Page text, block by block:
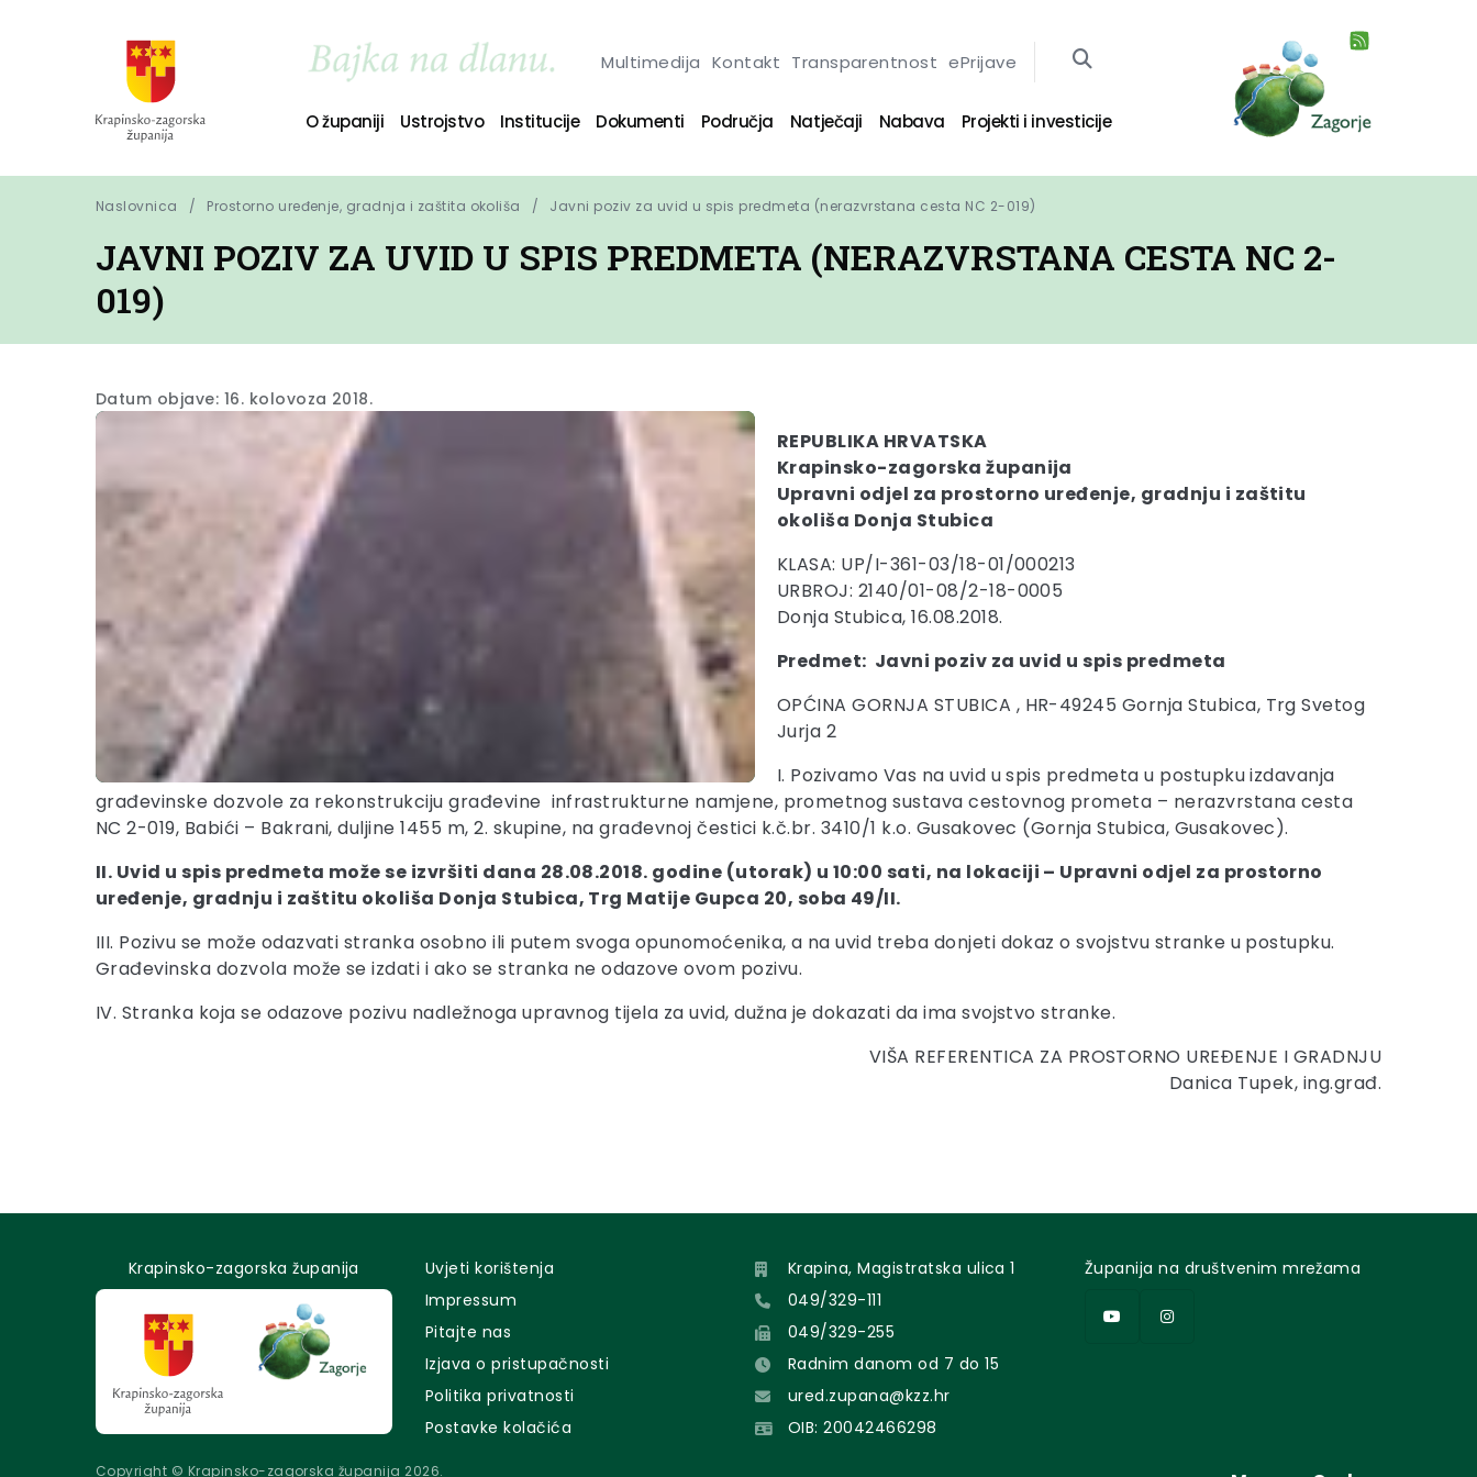
Multimedija Kontakt Transparentnost ePrijave
O županiji Ustrojstvo Institucije Dokumenti Područja Natječaji Nabava Projekti i investicije
Naslovnica Prostorno uređenje, gradnja i zaštita okoliša Javni poziv za uvid u spis predmeta (nerazvrstana cesta NC 2-019)
JAVNI POZIV ZA UVID U SPIS PREDMETA (NERAZVRSTANA CESTA NC 2-
019)
Datum objave: 16. kolovoza 2018.
REPUBLIKA HRVATSKA
Krapinsko-zagorska županija
Upravni odjel za prostorno uređenje, gradnju i zaštitu
okoliša Donja Stubica
KLASA: UP/I-361-03/18-01/000213
URBROJ: 2140/01-08/2-18-0005
Donja Stubica, 16.08.2018.
Predmet: Javni poziv za uvid u spis predmeta
OPĆINA GORNJA STUBICA , HR-49245 Gornja Stubica, Trg Svetog
Jurja 2
I. Pozivamo Vas na uvid u spis predmeta u postupku izdavanja
građevinske dozvole za rekonstrukciju građevine infrastrukturne namjene, prometnog sustava cestovnog prometa – nerazvrstana cesta
NC 2-019, Babići – Bakrani, duljine 1455 m, 2. skupine, na građevnoj čestici k.č.br. 3410/1 k.o. Gusakovec (Gornja Stubica, Gusakovec).
II. Uvid u spis predmeta može se izvršiti dana 28.08.2018. godine (utorak) u 10:00 sati, na lokaciji – Upravni odjel za prostorno
uređenje, gradnju i zaštitu okoliša Donja Stubica, Trg Matije Gupca 20, soba 49/II.
III. Pozivu se može odazvati stranka osobno ili putem svoga opunomoćenika, a na uvid treba donjeti dokaz o svojstvu stranke u postupku.
Građevinska dozvola može se izdati i ako se stranka ne odazove ovom pozivu.
IV. Stranka koja se odazove pozivu nadležnoga upravnog tijela za uvid, dužna je dokazati da ima svojstvo stranke.
VIŠA REFERENTICA ZA PROSTORNO UREĐENJE I GRADNJU
Danica Tupek, ing.građ.
Krapinsko-zagorska županija
Uvjeti korištenja
Impressum
Pitajte nas
Izjava o pristupačnosti
Politika privatnosti
Postavke kolačića
Krapina, Magistratska ulica 1
049/329-111
049/329-255
Radnim danom od 7 do 15
ured.zupana@kzz.hr
OIB: 20042466298
Županija na društvenim mrežama
Copyright © Krapinsko-zagorska županija 2026.